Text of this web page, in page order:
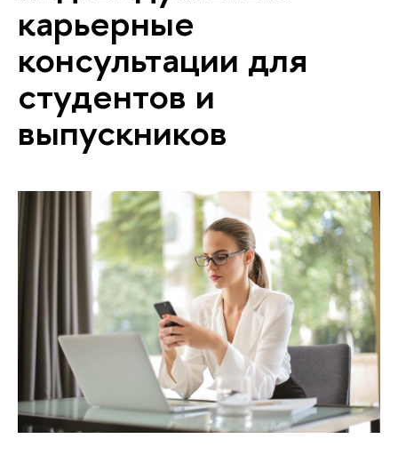
карьерные
консультации для
студентов и
выпускников